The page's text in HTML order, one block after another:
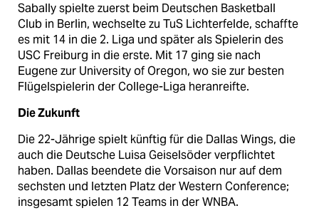
Sabally spielte zuerst beim Deutschen Basketball
Club in Berlin, wechselte zu TuS Lichterfelde, schaffte
es mit 14 in die 2. Liga und später als Spielerin des
USC Freiburg in die erste. Mit 17 ging sie nach
Eugene zur University of Oregon, wo sie zur besten
Flügelspielerin der College-Liga heranreifte.
Die Zukunft
Die 22-Jährige spielt künftig für die Dallas Wings, die
auch die Deutsche Luisa Geiselsöder verpflichtet
haben. Dallas beendete die Vorsaison nur auf dem
sechsten und letzten Platz der Western Conference;
insgesamt spielen 12 Teams in der WNBA.